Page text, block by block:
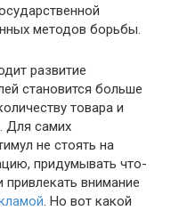
методов борьбы.
развитие
становится больше
товара и
Для самих
не стоять на
придумывать что-
привлекать внимание
. Но вот какой